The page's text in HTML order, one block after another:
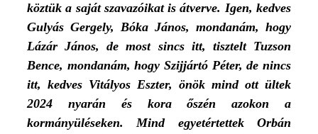
köztük a saját szavazóikat is átverve. Igen, kedves
Gulyás Gergely, Bóka János, mondanám, hogy
Lázár János, de most sincs itt, tisztelt Tuzson
Bence, mondanám, hogy Szijjártó Péter, de nincs
itt, kedves Vitályos Eszter, önök mind ott ültek
2024 nyarán és kora őszén azokon a
kormányüléseken. Mind egyetértettek Orbán